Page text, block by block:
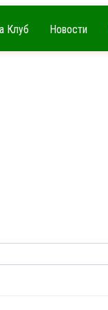
Клуб Новости